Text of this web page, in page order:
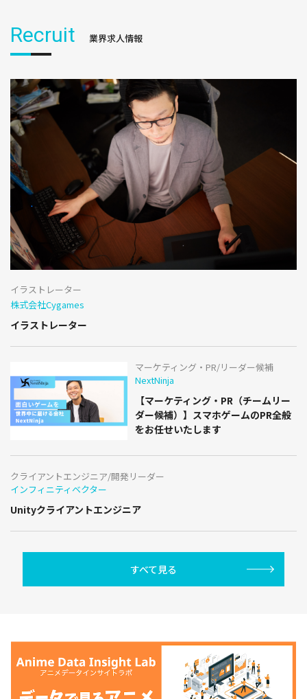
Recruit 業界求人情報
イラストレーター
株式会社Cygames
イラストレーター
マーケティング・PR/リーダー候補
NextNinja
【マーケティング・PR（チームリー
ダー候補）】スマホゲームのPR全般
をお任せいたします
クライアントエンジニア/開発リーダー
インフィニティベクター
Unityクライアントエンジニア
すべて見る